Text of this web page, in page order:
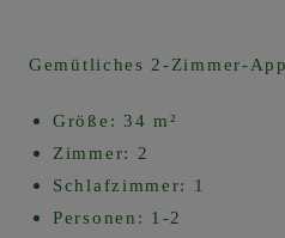
Gemütliches 2-Zimmer-
Größe: 34 m²
Zimmer: 2
Schlafzimmer: 1
Personen: 1-2